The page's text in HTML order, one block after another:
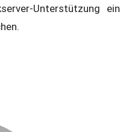
Unterstützung ein